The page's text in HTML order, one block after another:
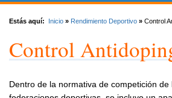
Estás aquí: Inicio » Rendimiento Deportivo » Control
Control
Dentro de la normativa de competición de